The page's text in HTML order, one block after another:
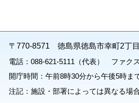
〒770-8571 徳島県徳島市幸町2丁
電話：088-621-5111（代表） ファク
開庁時間：午前8時30分から午後5時ま
注記：施設・部署によっては異なる場